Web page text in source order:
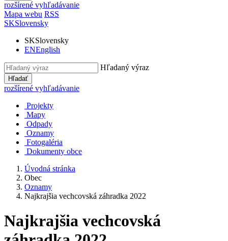
rozšírené vyhľadávanie
Mapa webu RSS
SKSlovensky
SKSlovensky
ENEnglish
Hľadaný výraz
Hľadať
rozšírené vyhľadávanie
Projekty
Mapy
Odpady
Oznamy
Fotogaléria
Dokumenty obce
Úvodná stránka
Obec
Oznamy
Najkrajšia vechcovská záhradka 2022
Najkrajšia vechcovská